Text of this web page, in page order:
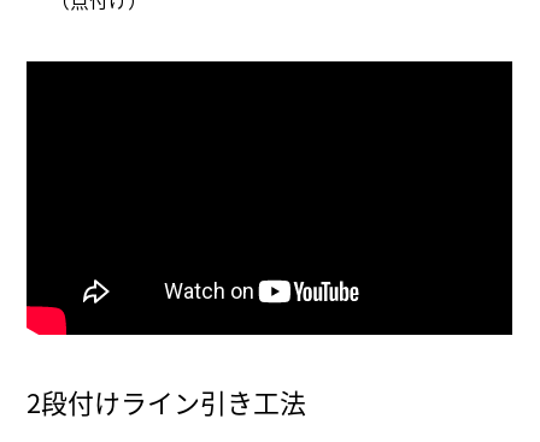
2段付けライン引き工法